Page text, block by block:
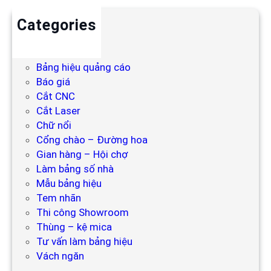
Categories
Bảng hiệu quảng cáo
Báo giá
Cắt CNC
Cắt Laser
Chữ nổi
Cổng chào – Đường hoa
Gian hàng – Hội chợ
Làm bảng số nhà
Mẫu bảng hiệu
Tem nhãn
Thi công Showroom
Thùng – kệ mica
Tư vấn làm bảng hiệu
Vách ngăn